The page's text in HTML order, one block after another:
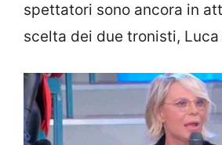
spettatori sono ancora in
scelta dei due tronisti, Luca